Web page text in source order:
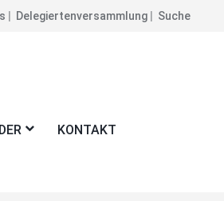
Delegiertenversammlung Suche
KONTAKT